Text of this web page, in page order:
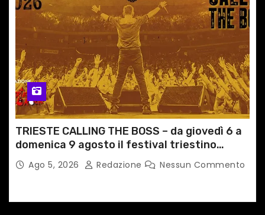
TRIESTE CALLING THE BOSS – da giovedì 6 a
domenica 9 agosto il festival triestino
dedicato a Springsteen
Ago 5, 2026 Redazione Nessun Commento